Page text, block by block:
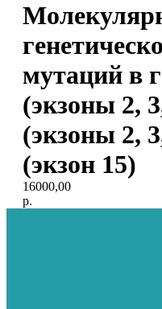
мутаций в
(экзоны 2,
(экзоны 2,
(экзон 15)
16000,00
р.